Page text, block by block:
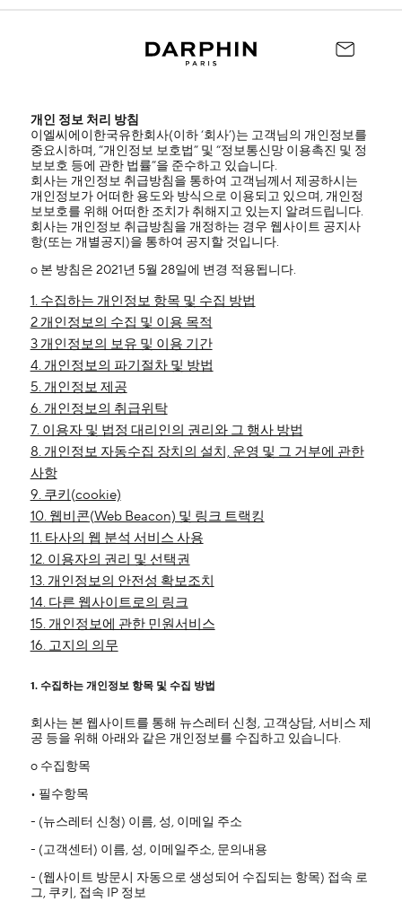
개인 정보 처리 방침
이엘씨에이한국유한회사(이하 ‘회사’)는 고객님의 개인정보를
중요시하며, “개인정보 보호법” 및 “정보통신망 이용촉진 및 정
보보호 등에 관한 법률”을 준수하고 있습니다.
회사는 개인정보 취급방침을 통하여 고객님께서 제공하시는
개인정보가 어떠한 용도와 방식으로 이용되고 있으며, 개인정
보보호를 위해 어떠한 조치가 취해지고 있는지 알려드립니다.
회사는 개인정보 취급방침을 개정하는 경우 웹사이트 공지사
항(또는 개별공지)을 통하여 공지할 것입니다.
ο 본 방침은 2021년 5월 28일에 변경 적용됩니다.
1. 수집하는 개인정보 항목 및 수집 방법
2 개인정보의 수집 및 이용 목적
3 개인정보의 보유 및 이용 기간
4. 개인정보의 파기절차 및 방법
5. 개인정보 제공
6. 개인정보의 취급위탁
7. 이용자 및 법정 대리인의 권리와 그 행사 방법
8. 개인정보 자동수집 장치의 설치, 운영 및 그 거부에 관한
사항
9. 쿠키(cookie)
10. 웹비콘(Web Beacon) 및 링크 트랙킹
11. 타사의 웹 분석 서비스 사용
12. 이용자의 권리 및 선택권
13. 개인정보의 안전성 확보조치
14. 다른 웹사이트로의 링크
15. 개인정보에 관한 민원서비스
16. 고지의 의무
1. 수집하는 개인정보 항목 및 수집 방법
회사는 본 웹사이트를 통해 뉴스레터 신청, 고객상담, 서비스 제
공 등을 위해 아래와 같은 개인정보를 수집하고 있습니다.
ο 수집항목
• 필수항목
- (뉴스레터 신청) 이름, 성, 이메일 주소
- (고객센터) 이름, 성, 이메일주소, 문의내용
- (웹사이트 방문시 자동으로 생성되어 수집되는 항목) 접속 로
그, 쿠키, 접속 IP 정보